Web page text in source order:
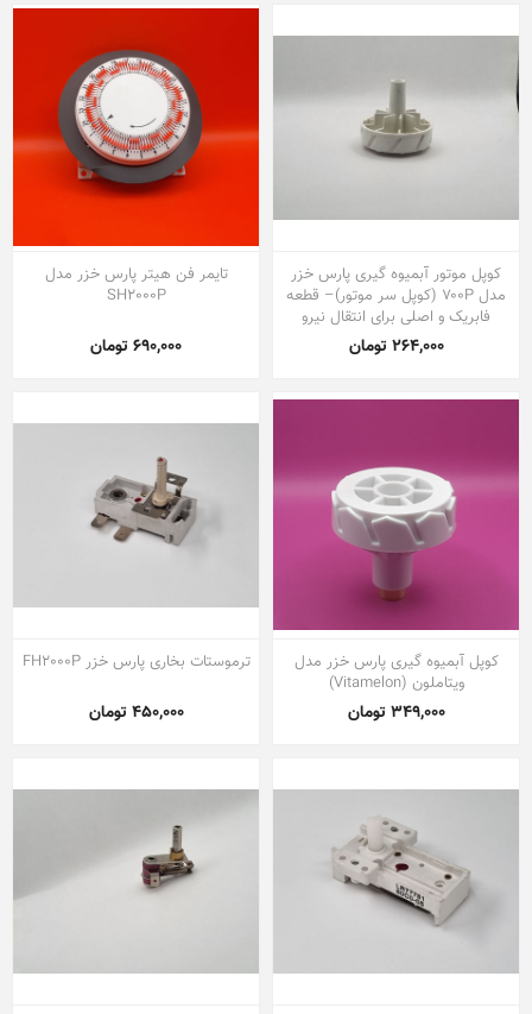
کوپل موتور آبمیوه گیری پارس خزر
مدل ۷۰۰P (کوپل سر موتور)– قطعه
فابریک و اصلی برای انتقال نیرو
264,000 تومان
تایمر فن هیتر پارس خزر مدل
SH2000P
690,000 تومان
کوپل آبمیوه گیری پارس خزر مدل
ویتاملون (Vitamelon)
349,000 تومان
ترموستات بخاری پارس خزر FH2000P
450,000 تومان